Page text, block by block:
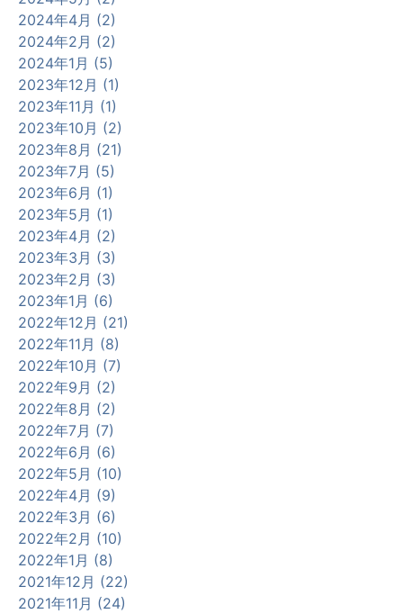
2024年4月 (2)
2024年2月 (2)
2024年1月 (5)
2023年12月 (1)
2023年11月 (1)
2023年10月 (2)
2023年8月 (21)
2023年7月 (5)
2023年6月 (1)
2023年5月 (1)
2023年4月 (2)
2023年3月 (3)
2023年2月 (3)
2023年1月 (6)
2022年12月 (21)
2022年11月 (8)
2022年10月 (7)
2022年9月 (2)
2022年8月 (2)
2022年7月 (7)
2022年6月 (6)
2022年5月 (10)
2022年4月 (9)
2022年3月 (6)
2022年2月 (10)
2022年1月 (8)
2021年12月 (22)
2021年11月 (24)